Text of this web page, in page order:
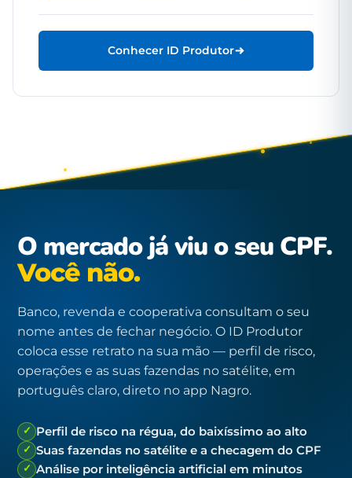
Conhecer ID Produtor
O mercado já viu o seu CPF.
Você não.
Banco, revenda e cooperativa consultam o seu
nome antes de fechar negócio. O ID Produtor
coloca esse retrato na sua mão — perfil de risco,
operações e as suas fazendas no satélite, em
português claro, direto no app Nagro.
✓ Perfil de risco na régua, do baixíssimo ao alto
✓ Suas fazendas no satélite e a checagem do CPF
✓ Análise por inteligência artificial em minutos